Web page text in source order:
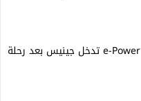
نيسان قشقاي e-Power تدخل جينيس بعد رحلة